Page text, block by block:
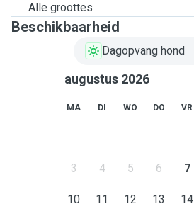
Alle groottes
Beschikbaarheid
Dagopvang hond
augustus 2026
MA DI WO DO VR
3 4 5 6 7
10 11 12 13 14